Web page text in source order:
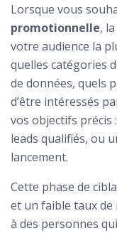
Lorsque vous
promotionnelle,
votre audience la
quelles catégories
de données, quels
d’être intéressés
vos objectifs précis
leads qualifiés, ou
lancement.
Cette phase de
et un faible taux de
à des personnes